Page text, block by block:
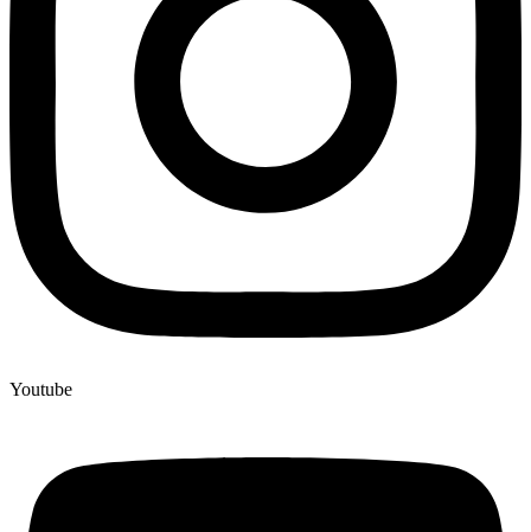
Youtube